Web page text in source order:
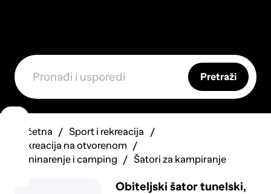
Pretraži
Početna
Sport i rekreacija
Rekreacija na otvorenom
Planinarenje i camping
Šatori za kampiranje
Obiteljski šator tunelski,